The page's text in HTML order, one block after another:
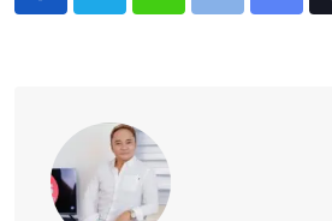
Whatsapp
Print
Share